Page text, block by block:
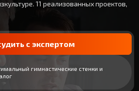
11 реализованных проектов,
с экспертом
гимнастические стенки и